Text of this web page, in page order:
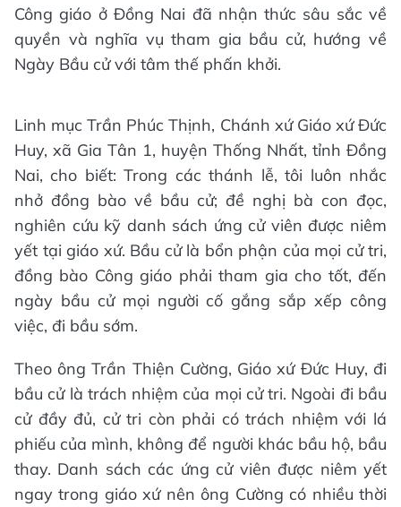
Công giáo ở Đồng Nai đã nhận thức sâu sắc về
quyền và nghĩa vụ tham gia bầu cử, hướng về
Ngày Bầu cử với tâm thế phấn khởi.
Linh mục Trần Phúc Thịnh, Chánh xứ Giáo xứ Đức
Huy, xã Gia Tân 1, huyện Thống Nhất, tỉnh Đồng
Nai, cho biết: Trong các thánh lễ, tôi luôn nhắc
nhở đồng bào về bầu cử; đề nghị bà con đọc,
nghiên cứu kỹ danh sách ứng cử viên được niêm
yết tại giáo xứ. Bầu cử là bổn phận của mọi cử tri,
đồng bào Công giáo phải tham gia cho tốt, đến
ngày bầu cử mọi người cố gắng sắp xếp công
việc, đi bầu sớm.
Theo ông Trần Thiện Cường, Giáo xứ Đức Huy, đi
bầu cử là trách nhiệm của mọi cử tri. Ngoài đi bầu
cử đầy đủ, cử tri còn phải có trách nhiệm với lá
phiếu của mình, không để người khác bầu hộ, bầu
thay. Danh sách các ứng cử viên được niêm yết
ngay trong giáo xứ nên ông Cường có nhiều thời